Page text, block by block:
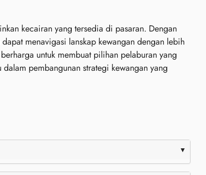
kecairan yang tersedia di pasaran. Dengan
menavigasi lanskap kewangan dengan lebih
untuk membuat pilihan pelaburan yang
pembangunan strategi kewangan yang